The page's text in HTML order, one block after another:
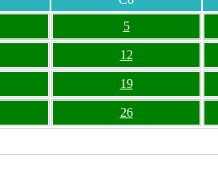
5
12
19
26